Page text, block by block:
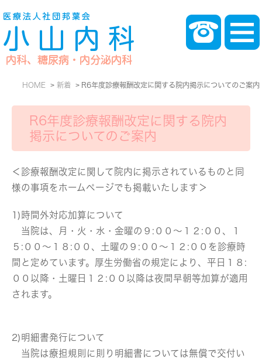
HOME 新着 R6年度診療報酬改定に関する院内掲示についてのご案内
R6年度診療報酬改定に関する院内
掲示についてのご案内
＜診療報酬改定に関して院内に掲示されているものと同
様の事項をホームページでも掲載いたします＞
1)時間外対応加算について
当院は、月・火・水・金曜の９:００～１２:００、１
５:００～１８:００、土曜の９:００～１２:００を診療時
間と定めています。厚生労働省の規定により、平日１８:
００以降・土曜日１２:００以降は夜間早朝等加算が適用
されます。
2)明細書発行について
当院は療担規則に則り明細書については無償で交付い